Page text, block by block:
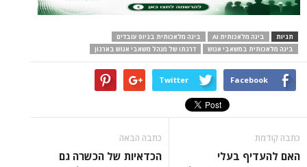
תגיות בינה מלאכותית AI
בינה מלאכותית בגיוס עובדים
בינה מלאכותית במשאבי אנוש
דרגתו של מנהל משאבי אנוש בארגון
Facebook
Twitter
כתבה קודמת
האם להעדיף בעלי
כתבה הבאה
הכדאיות של הכשרה גם